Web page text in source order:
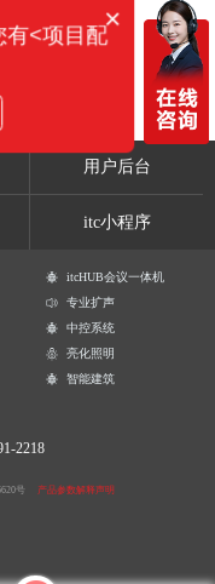
用户后台
itc小程序
itcHUB会议一体机
专业扩声
中控系统
亮化照明
智能建筑
2218
号 产品参数解释声明
×
有<项目配